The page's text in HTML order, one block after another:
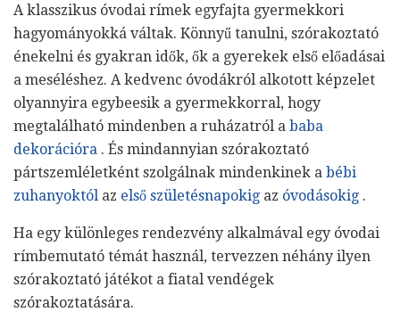
A klasszikus óvodai rímek egyfajta gyermekkori
hagyományokká váltak. Könnyű tanulni, szórakoztató
énekelni és gyakran idők, ők a gyerekek első előadásai
a meséléshez. A kedvenc óvodákról alkotott képzelet
olyannyira egybeesik a gyermekkorral, hogy
megtalálható mindenben a ruházatról a baba
dekorációra . És mindannyian szórakoztató
pártszemléletként szolgálnak mindenkinek a bébi
zuhanyoktól az első születésnapokig az óvodásokig .
Ha egy különleges rendezvény alkalmával egy óvodai
rímbemutató témát használ, tervezzen néhány ilyen
szórakoztató játékot a fiatal vendégek
szórakoztatására.